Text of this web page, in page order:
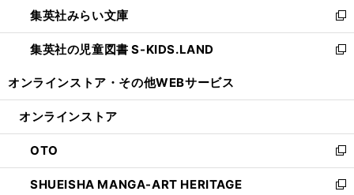
く
で
開
く
ド
ウ
で
ィ
ン
ド
開
集英社みらい文庫
新
し
い
ン
ウ
で
開
く
集英社の児童図書 S-KIDS.LAND
新
ウ
ン
ド
ウ
で
オンラインストア・ その他WEBサービス
オンラインストア
OTO
新
し
い
SHUEISHA MANGA-ART HERITAGE
新